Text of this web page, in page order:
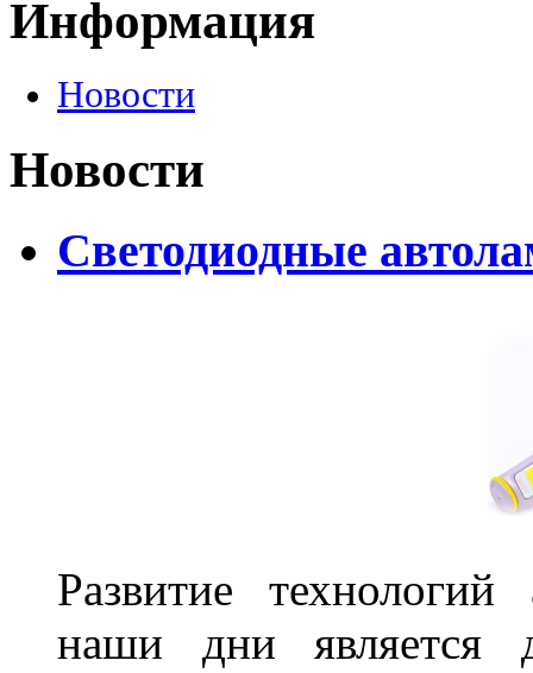
Информация
Новости
Новости
Светодиодные
Развитие
наши дни является